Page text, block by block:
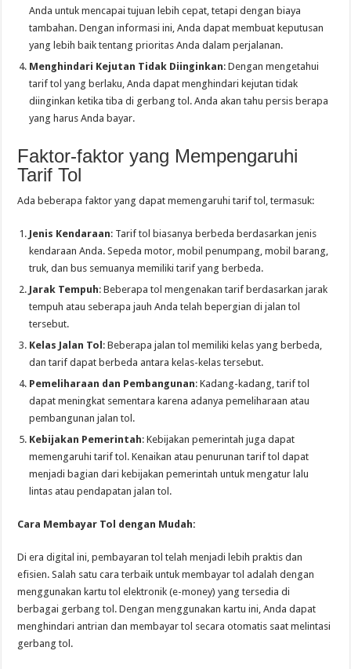
Anda untuk mencapai tujuan lebih cepat, tetapi dengan biaya
tambahan. Dengan informasi ini, Anda dapat membuat keputusan
yang lebih baik tentang prioritas Anda dalam perjalanan.
Menghindari Kejutan Tidak Diinginkan: Dengan mengetahui
tarif tol yang berlaku, Anda dapat menghindari kejutan tidak
diinginkan ketika tiba di gerbang tol. Anda akan tahu persis berapa
yang harus Anda bayar.
Faktor-faktor yang Mempengaruhi
Tarif Tol
Ada beberapa faktor yang dapat memengaruhi tarif tol, termasuk:
Jenis Kendaraan: Tarif tol biasanya berbeda berdasarkan jenis
kendaraan Anda. Sepeda motor, mobil penumpang, mobil barang,
truk, dan bus semuanya memiliki tarif yang berbeda.
Jarak Tempuh: Beberapa tol mengenakan tarif berdasarkan jarak
tempuh atau seberapa jauh Anda telah bepergian di jalan tol
tersebut.
Kelas Jalan Tol: Beberapa jalan tol memiliki kelas yang berbeda,
dan tarif dapat berbeda antara kelas-kelas tersebut.
Pemeliharaan dan Pembangunan: Kadang-kadang, tarif tol
dapat meningkat sementara karena adanya pemeliharaan atau
pembangunan jalan tol.
Kebijakan Pemerintah: Kebijakan pemerintah juga dapat
memengaruhi tarif tol. Kenaikan atau penurunan tarif tol dapat
menjadi bagian dari kebijakan pemerintah untuk mengatur lalu
lintas atau pendapatan jalan tol.
Cara Membayar Tol dengan Mudah:
Di era digital ini, pembayaran tol telah menjadi lebih praktis dan
efisien. Salah satu cara terbaik untuk membayar tol adalah dengan
menggunakan kartu tol elektronik (e-money) yang tersedia di
berbagai gerbang tol. Dengan menggunakan kartu ini, Anda dapat
menghindari antrian dan membayar tol secara otomatis saat melintasi
gerbang tol.